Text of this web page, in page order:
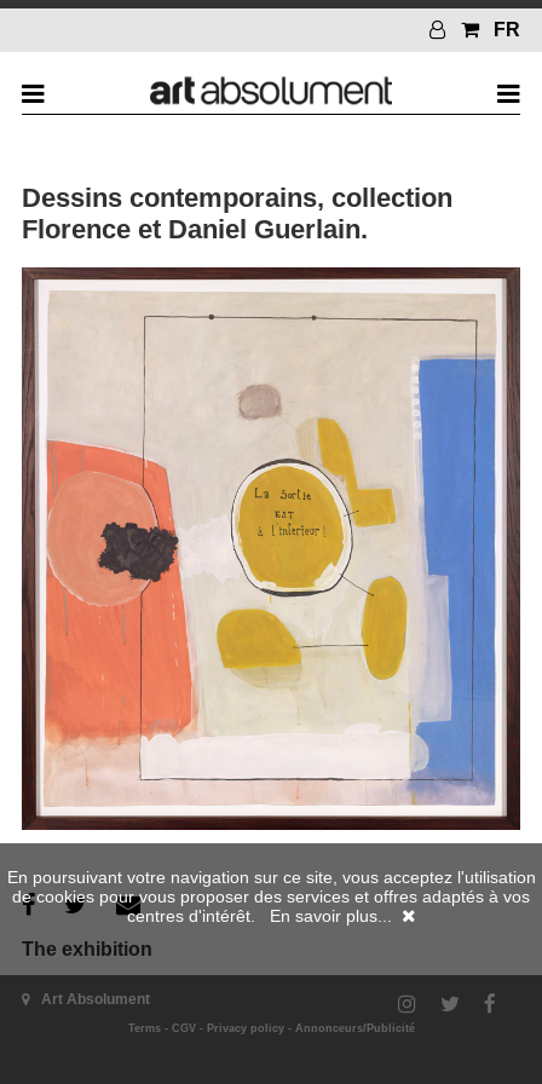
FR
Dessins contemporains, collection
Florence et Daniel Guerlain.
The exhibition
Art Absolument
Terms- CGV- Privacy policy- Annonceurs/Publicité
En poursuivant votre navigation sur ce site, vous acceptez l'utilisation
de cookies pour vous proposer des services et offres adaptés à vos
centres d'intérêt. En savoir plus...